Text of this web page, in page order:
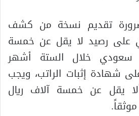
تقديم نسخة من كشف
على رصيد لا يقل عن خمسة
سعودي خلال الستة أشهر
شهادة إثبات الراتب، ويجب
يقل عن خمسة آلاف ريال